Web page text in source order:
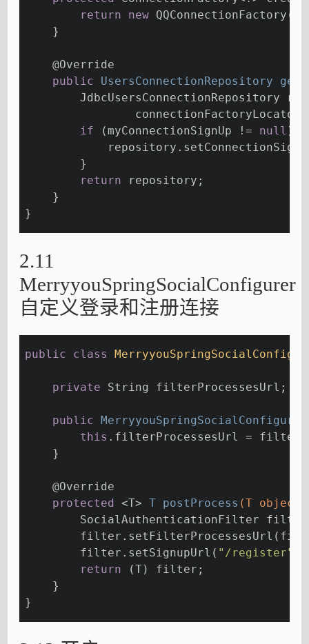
return
new
    }
@Override
public UsersConnectionRepository
JdbcUsersConnectionRepository
if (myConnectionSignUp != null ) {
        }
return repository;
    }
}
2.11
MerryyouSpringSocialConfigurer
自定义登录和注册连接
public class
private String filterProcessesUrl;
public MerryyouSpringSocialConfigurer
this .filterProcessesUrl =
    }
@Override
protected
<T> T postProcess (T object)
SocialAuthenticationFilter
        filter.setSignupUrl(
"/register"
return (T) filter;
    }
}